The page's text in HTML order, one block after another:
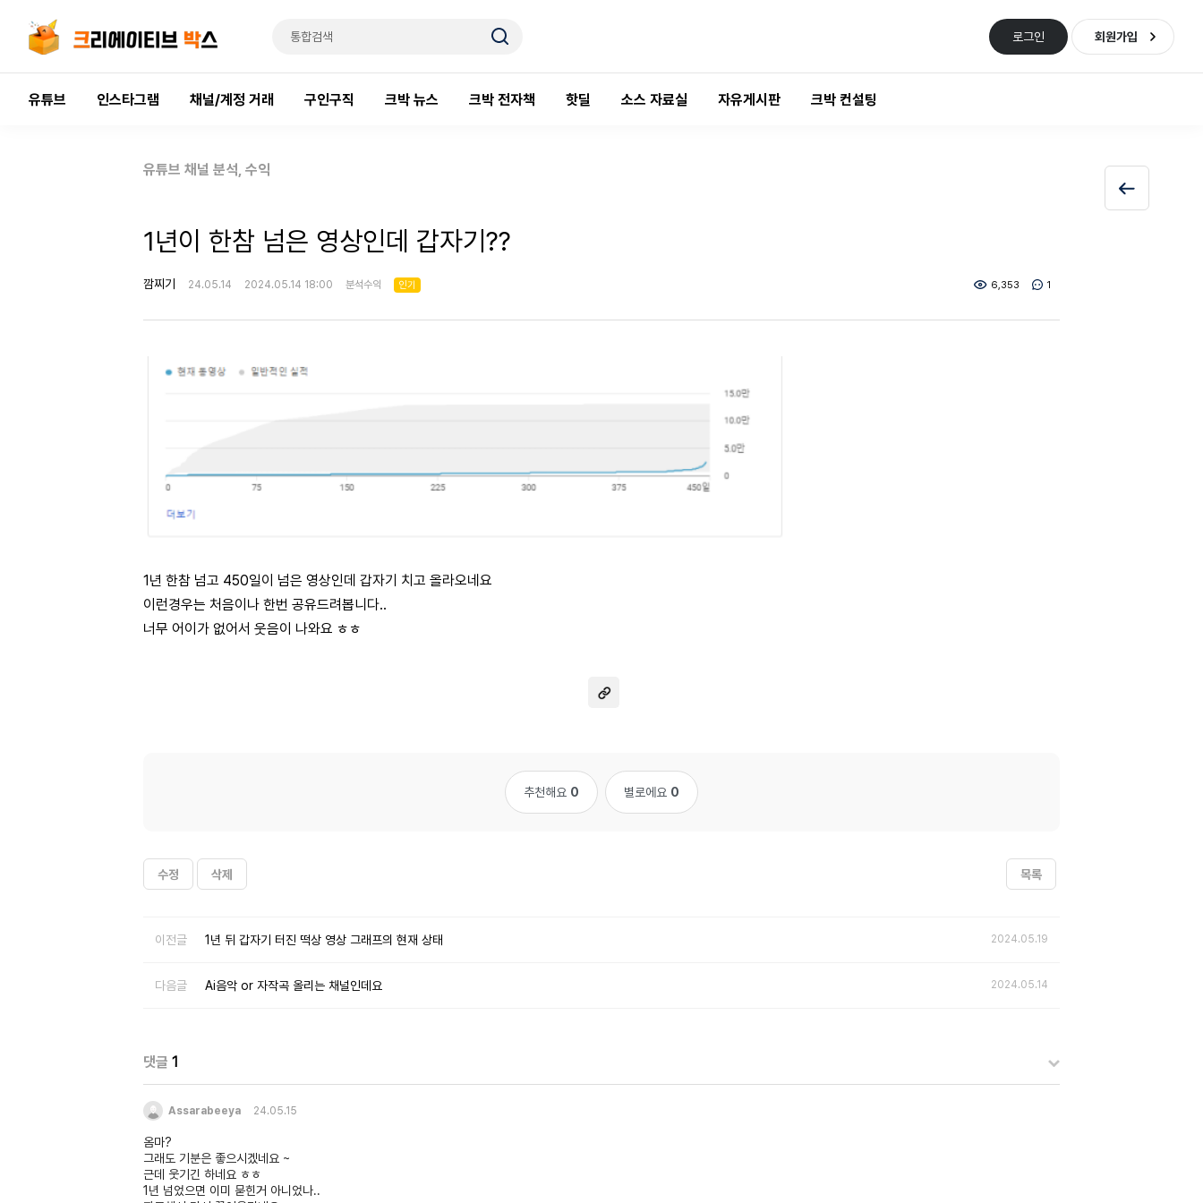
로그인 회원가입
유튜브 인스타그램 채널/계정 거래 구인구직 크박 뉴스 크박 전자책 핫딜 소스 자료실 자유게시판 크박 컨설팅
유튜브 채널 분석, 수익
1년이 한참 넘은 영상인데 갑자기??
깜찌기 24.05.14 2024.05.14 18:00 분석수익 인기 6,353 1
1년 한참 넘고 450일이 넘은 영상인데 갑자기 치고 올라오네요
이런경우는 처음이나 한번 공유드려봅니다..
너무 어이가 없어서 웃음이 나와요 ㅎㅎ
추천해요 0 별로에요 0
목록
수정 삭제
이전글 1년 뒤 갑자기 터진 떡상 영상 그래프의 현재 상태 2024.05.19
다음글 Ai음악 or 자작곡 올리는 채널인데요 2024.05.14
댓글 1
Assarabeeya 24.05.15
옴마?
그래도 기분은 좋으시겠네요 ~
근데 웃기긴 하네요 ㅎㅎ
1년 넘었으면 이미 묻힌거 아니었나..